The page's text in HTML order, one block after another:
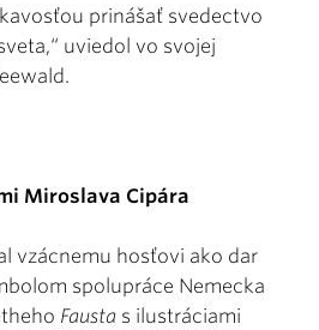
prinášať svedectvo
uviedol vo svojej
Miroslava Cipára
vzácnemu hosťovi ako dar
spolupráce Nemecka
Fausta s ilustráciami